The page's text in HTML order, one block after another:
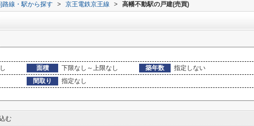
路線・駅から探す > 京王電鉄京王線 > 高幡不動駅の戸建(売買)
面積 下限なし～上限なし 築年数
指定しない
間取り
指定なし
む